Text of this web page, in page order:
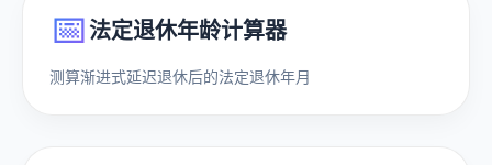
📅法定退休年龄计算器
测算渐进式延迟退休后的法定退休年月